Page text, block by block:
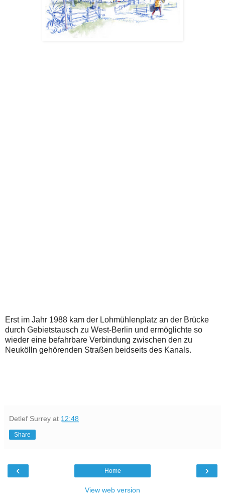
Erst im Jahr 1988 kam der Lohmühlenplatz an der Brücke
durch Gebietstausch zu West-Berlin und ermöglichte so
wieder eine befahrbare Verbindung zwischen den zu
Neukölln gehörenden Straßen beidseits des Kanals.
Detlef Surrey at 12:48
Share
‹ ›
Home
View web version